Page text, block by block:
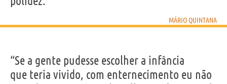
Frases, citações e aforismos de Mário Quintana
“O silêncio é um espião.”
MÁRIO QUINTANA
MÁRIO QUINTANA
“Se a gente pudesse escolher a infância
que teria vivido, com enternecimento eu não